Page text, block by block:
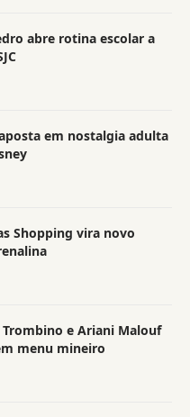
abre rotina escolar a
em nostalgia adulta
Shopping vira novo
e Ariani Malouf
menu mineiro